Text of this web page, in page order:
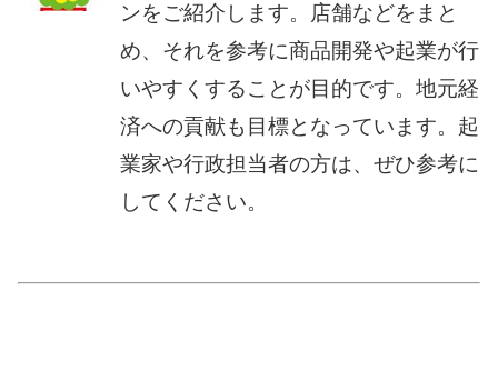
ンをご紹介します。店舗などをまと
め、それを参考に商品開発や起業が行
いやすくすることが目的です。地元経
済への貢献も目標となっています。起
業家や行政担当者の方は、ぜひ参考に
してください。